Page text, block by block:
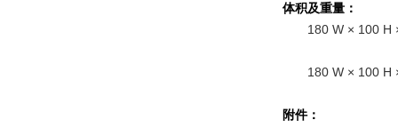
体积及重量：
180 W × 100 H
180 W × 100 H
附件：